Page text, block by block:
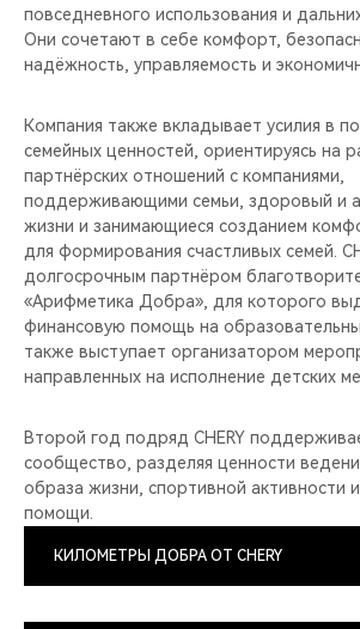
повседневного использования и
Они сочетают в себе комфорт,
надёжность, управляемость и
Компания также вкладывает усилия в
семейных ценностей, ориентируясь на
партнёрских отношений с компаниями,
поддерживающими семьи, здоровый и
жизни и занимающиеся созданием
для формирования счастливых семей.
долгосрочным партнёром
«Арифметика Добра», для которого
финансовую помощь на
также выступает организатором
направленных на исполнение детских
Второй год подряд CHERY
сообщество, разделяя ценности
образа жизни, спортивной активности
помощи.
КИЛОМЕТРЫ ДОБРА ОТ CHERY